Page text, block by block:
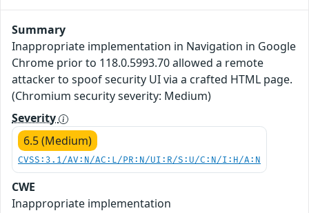
Summary
Inappropriate implementation in Navigation in Google
Chrome prior to 118.0.5993.70 allowed a remote
attacker to spoof security UI via a crafted HTML page.
(Chromium security severity: Medium)
Severity
6.5 (Medium)
CVSS:3.1/AV:N/AC:L/PR:N/UI:R/S:U/C:N/I:H/A:N
CWE
Inappropriate implementation